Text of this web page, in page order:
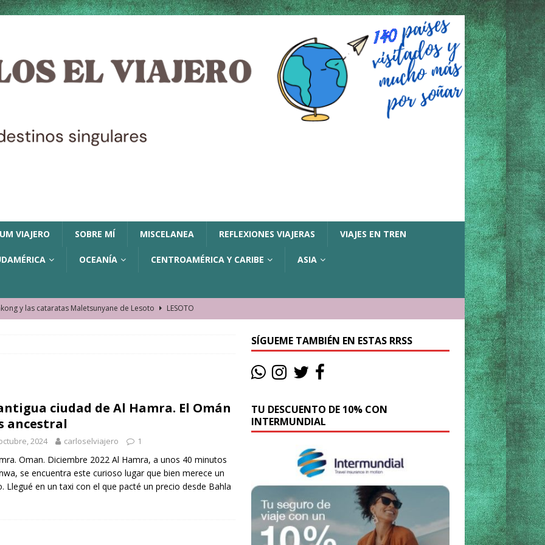
VIAJERO SOBRE MÍ MISCELANEA REFLEXIONES VIAJERAS VIAJES EN TREN
OCEANÍA CENTROAMÉRICA Y CARIBE ASIA
y las cataratas Maletsunyane de Lesoto
LESOTO
La historia de la misteriosa avioneta de la playa
JAMAICA
El barrio más castizo de Malabo GUINEA ECUATORIAL
ciudad de Al Hamra. El Omán
ancestral
2024 carloselviajero 1
Oman. Diciembre 2022 Al Hamra, a unos 40 minutos
se encuentra este curioso lugar que bien merece un
Llegué en un taxi con el que pacté un precio desde Bahla
SÍGUEME TAMBIÉN EN ESTAS RRSS
TU DESCUENTO DE 10% CON
INTERMUNDIAL